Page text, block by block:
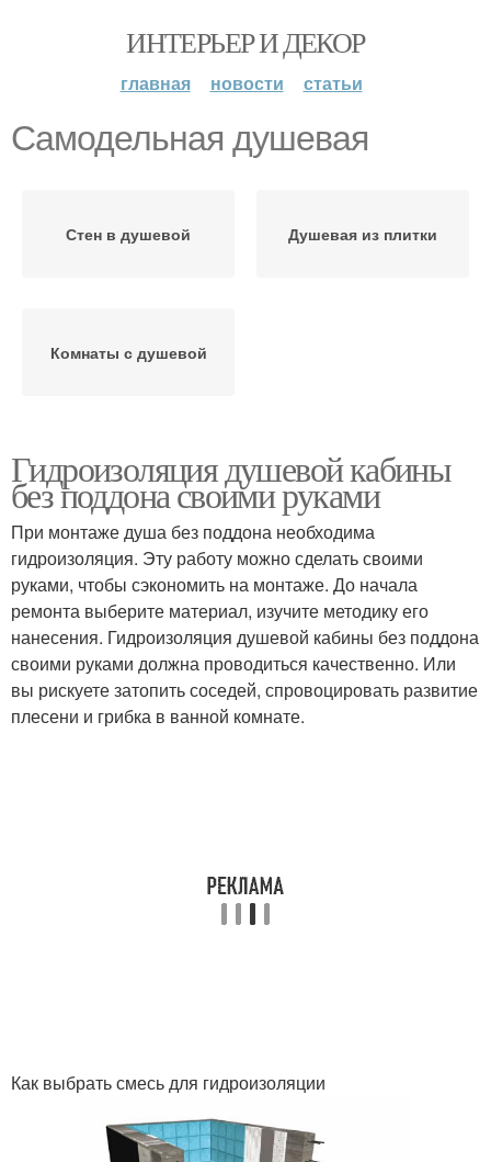
ИНТЕРЬЕР И ДЕКОР
главная новости статьи
Самодельная душевая
Стен в душевой Душевая из плитки
Комнаты с душевой
Гидроизоляция душевой кабины
без поддона своими руками
При монтаже душа без поддона необходима
гидроизоляция. Эту работу можно сделать своими
руками, чтобы сэкономить на монтаже. До начала
ремонта выберите материал, изучите методику его
нанесения. Гидроизоляция душевой кабины без поддона
своими руками должна проводиться качественно. Или
вы рискуете затопить соседей, спровоцировать развитие
плесени и грибка в ванной комнате.
Как выбрать смесь для гидроизоляции